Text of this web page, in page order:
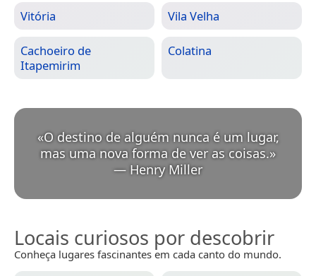
Vitória Vila Velha
Cachoeiro de
Itapemirim
Colatina
«O destino de alguém nunca é um lugar,
mas uma nova forma de ver as coisas.
— Henry Miller
Locais curiosos por descobrir
Conheça lugares fascinantes em cada canto do mundo.